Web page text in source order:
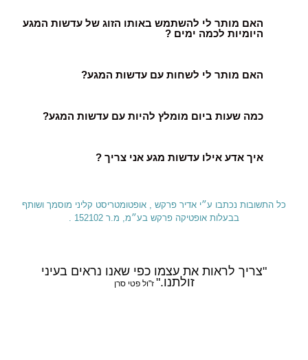
האם מותר לי להשתמש באותו הזוג של עדשות המגע
היומיות לכמה ימים ?
האם מותר לי לשחות עם עדשות המגע?
כמה שעות ביום מומלץ להיות עם עדשות המגע?
איך אדע אילו עדשות מגע אני צריך ?
כל התשובות נכתבו ע״י אדיר פרקש , אופטומטריסט קליני מוסמך ושותף
בבעלות אופטיקה פרקש בע״מ, מ.ר 152102 .
"צריך לראות את עצמו כפי שאנו נראים בעיני
זולתנו." ז"ול פטי סרן